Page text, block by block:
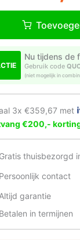
Nu tijdens de
Gebruik code
(niet mogelijk in
3x €359,67 met
€200,-
Gratis thuisbezorgd
Persoonlijk contact
Altijd garantie
Betalen in termijnen